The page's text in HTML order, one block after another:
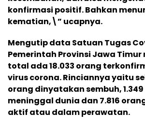
konfirmasi positif. Bahkan
kematian,\” ucapnya.
Mengutip data Satuan Tugas
Pemerintah Provinsi Jawa
total ada 18.033 orang
virus corona. Rinciannya yaitu
orang dinyatakan sembuh,
meninggal dunia dan 7.816
aktif atau dalam perawatan.